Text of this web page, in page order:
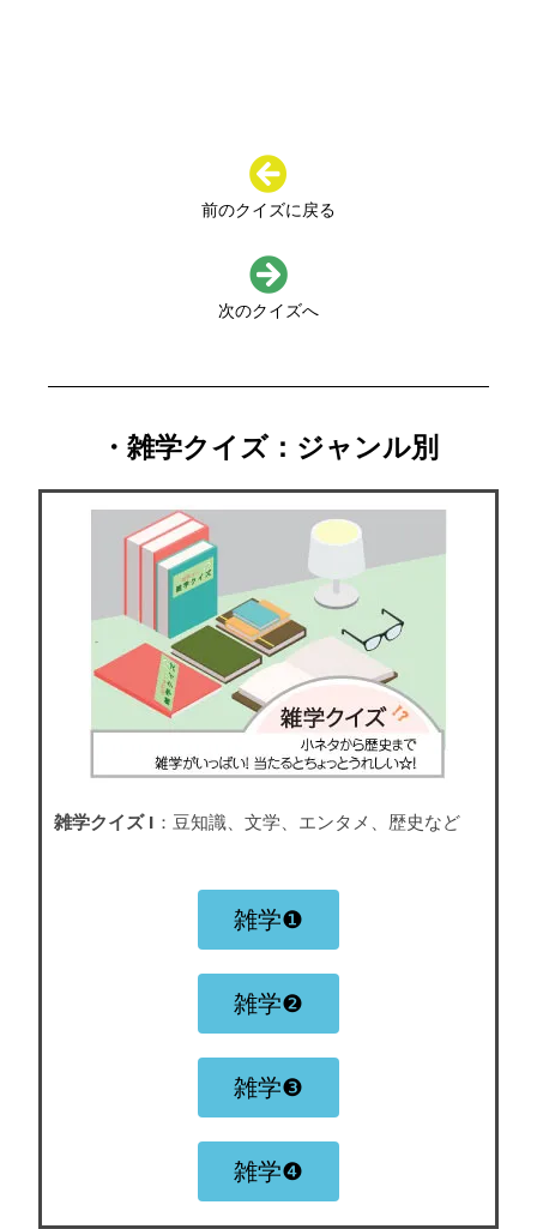
前のクイズに戻る
次のクイズへ
・雑学クイズ：ジャンル別
雑学クイズ I ：豆知識、文学、エンタメ、歴史など
雑学❶
雑学❷
雑学❸
雑学❹